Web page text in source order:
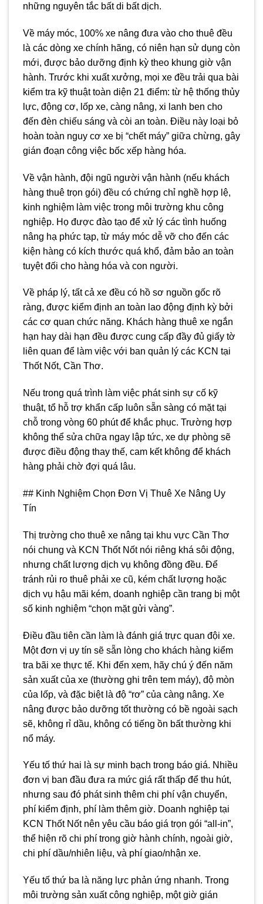
những nguyên tắc bất di bất dịch.
Về máy móc, 100% xe nâng đưa vào cho thuê đều
là các dòng xe chính hãng, có niên hạn sử dụng còn
mới, được bảo dưỡng định kỳ theo khung giờ vận
hành. Trước khi xuất xưởng, mọi xe đều trải qua bài
kiểm tra kỹ thuật toàn diện 21 điểm: từ hệ thống thủy
lực, động cơ, lốp xe, càng nâng, xi lanh ben cho
đến đèn chiếu sáng và còi an toàn. Điều này loại bỏ
hoàn toàn nguy cơ xe bị “chết máy” giữa chừng, gây
gián đoạn công việc bốc xếp hàng hóa.
Về vận hành, đội ngũ người vận hành (nếu khách
hàng thuê trọn gói) đều có chứng chỉ nghề hợp lệ,
kinh nghiệm làm việc trong môi trường khu công
nghiệp. Họ được đào tạo để xử lý các tình huống
nâng hạ phức tạp, từ máy móc dễ vỡ cho đến các
kiện hàng có kích thước quá khổ, đảm bảo an toàn
tuyệt đối cho hàng hóa và con người.
Về pháp lý, tất cả xe đều có hồ sơ nguồn gốc rõ
ràng, được kiểm định an toàn lao động định kỳ bởi
các cơ quan chức năng. Khách hàng thuê xe ngắn
hạn hay dài hạn đều được cung cấp đầy đủ giấy tờ
liên quan để làm việc với ban quản lý các KCN tại
Thốt Nốt, Cần Thơ.
Nếu trong quá trình làm việc phát sinh sự cố kỹ
thuật, tổ hỗ trợ khẩn cấp luôn sẵn sàng có mặt tại
chỗ trong vòng 60 phút để khắc phục. Trường hợp
không thể sửa chữa ngay lập tức, xe dự phòng sẽ
được điều động thay thế, cam kết không để khách
hàng phải chờ đợi quá lâu.
## Kinh Nghiệm Chọn Đơn Vị Thuê Xe Nâng Uy
Tín
Thị trường cho thuê xe nâng tại khu vực Cần Thơ
nói chung và KCN Thốt Nốt nói riêng khá sôi động,
nhưng chất lượng dịch vụ không đồng đều. Để
tránh rủi ro thuê phải xe cũ, kém chất lượng hoặc
dịch vụ hậu mãi kém, doanh nghiệp cần trang bị một
số kinh nghiệm “chọn mặt gửi vàng”.
Điều đầu tiên cần làm là đánh giá trực quan đội xe.
Một đơn vị uy tín sẽ sẵn lòng cho khách hàng kiểm
tra bãi xe thực tế. Khi đến xem, hãy chú ý đến năm
sản xuất của xe (thường ghi trên tem máy), độ mòn
của lốp, và đặc biệt là độ “rơ” của càng nâng. Xe
nâng được bảo dưỡng tốt thường có bề ngoài sạch
sẽ, không rỉ dầu, không có tiếng ồn bất thường khi
nổ máy.
Yếu tố thứ hai là sự minh bạch trong báo giá. Nhiều
đơn vị ban đầu đưa ra mức giá rất thấp để thu hút,
nhưng sau đó phát sinh thêm chi phí vận chuyển,
phí kiểm định, phí làm thêm giờ. Doanh nghiệp tại
KCN Thốt Nốt nên yêu cầu báo giá trọn gói “all-in”,
thể hiện rõ chi phí trong giờ hành chính, ngoài giờ,
chi phí dầu/nhiên liệu, và phí giao/nhận xe.
Yếu tố thứ ba là năng lực phản ứng nhanh. Trong
môi trường sản xuất công nghiệp, một giờ gián